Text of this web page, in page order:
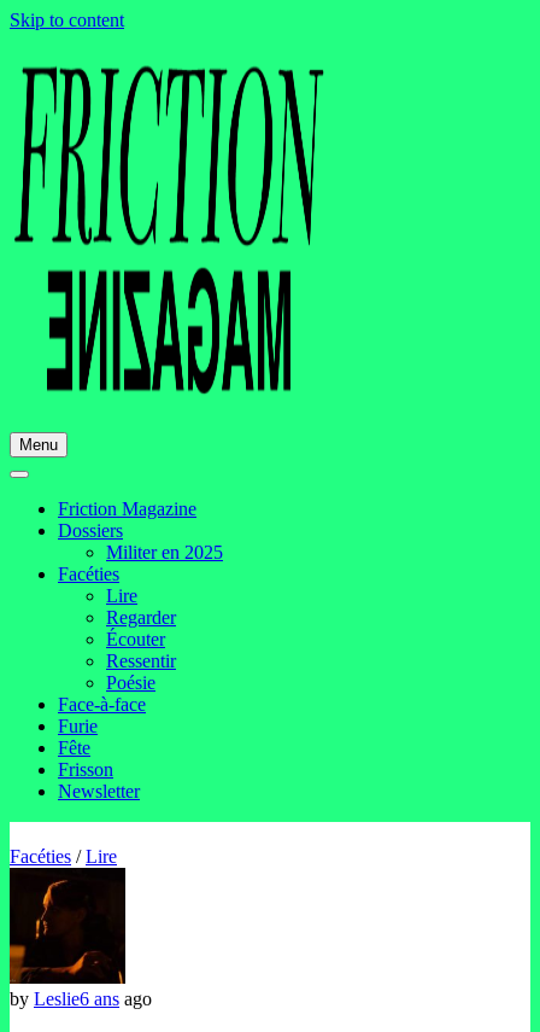
Skip to content
Menu
Friction Magazine
Dossiers
Militer en 2025
Facéties
Lire
Regarder
Écouter
Ressentir
Poésie
Face-à-face
Furie
Fête
Frisson
Newsletter
Facéties /Lire
by Leslie6 ans ago